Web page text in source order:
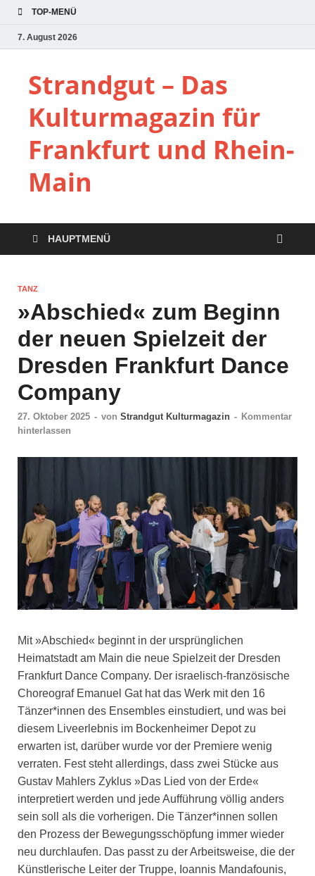
TOP-MENÜ
7. August 2026
Strandgut – Das
Kulturmagazin für
Frankfurt und Rhein-
Main
HAUPTMENÜ
TANZ
»Abschied« zum Beginn
der neuen Spielzeit der
Dresden Frankfurt Dance
Company
27. Oktober 2025 - von Strandgut Kulturmagazin - Kommentar
hinterlassen
Mit »Abschied« beginnt in der ursprünglichen
Heimatstadt am Main die neue Spielzeit der Dresden
Frankfurt Dance Company. Der israelisch-französische
Choreograf Emanuel Gat hat das Werk mit den 16
Tänzer*innen des Ensembles einstudiert, und was bei
diesem Liveerlebnis im Bockenheimer Depot zu
erwarten ist, darüber wurde vor der Premiere wenig
verraten. Fest steht allerdings, dass zwei Stücke aus
Gustav Mahlers Zyklus »Das Lied von der Erde«
interpretiert werden und jede Aufführung völlig anders
sein soll als die vorherigen. Die Tänzer*innen sollen
den Prozess der Bewegungsschöpfung immer wieder
neu durchlaufen. Das passt zu der Arbeitsweise, die der
Künstlerische Leiter der Truppe, Ioannis Mandafounis,